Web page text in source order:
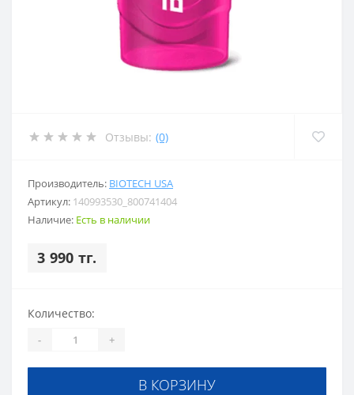
Отзывы: (0)
Производитель: BIOTECH USA
Артикул: 140993530_800741404
Наличие: Есть в наличии
3 990 тг.
Количество:
- +
В КОРЗИНУ